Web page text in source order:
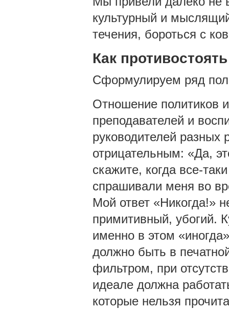
культурный и
течения, бороться с
Как
Сформулируем ряд
Отношение политиков
преподавателей и
руководителей разных
отрицательным: «Да,
скажите, когда все-
спрашивали меня во
Мой ответ «Никогда!»
примитивный, убогий.
именно в этом
должно быть в
фильтром, при
идеале должна
которые нельзя